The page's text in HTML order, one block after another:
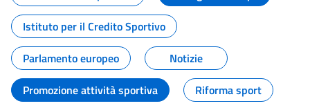
Istituto per il Credito Sportivo
Parlamento europeo
Notizie
Promozione attività sportiva
Riforma sport